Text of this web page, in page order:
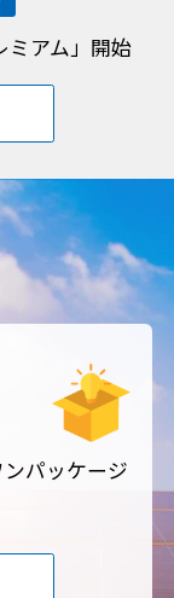
ミアム」開始
パッケージ